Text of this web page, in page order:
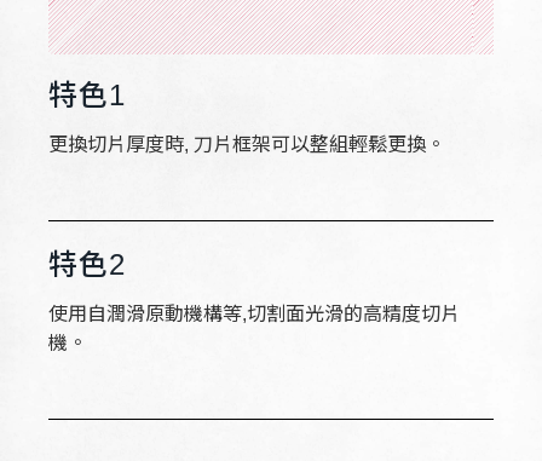
特色1
更換切片厚度時, 刀片框架可以整組輕鬆更換。
特色2
使用自潤滑原動機構等,切割面光滑的高精度切片
機。